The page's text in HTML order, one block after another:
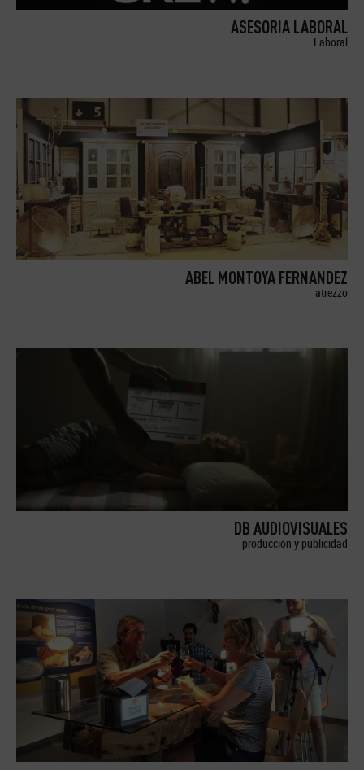
ASESORIA LABORAL
Laboral
ABEL MONTOYA FERNANDEZ
atrezzo
DB AUDIOVISUALES
producción y publicidad